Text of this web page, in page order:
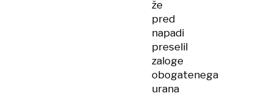
že
pred
napadi
preselil
zaloge
obogatenega
urana